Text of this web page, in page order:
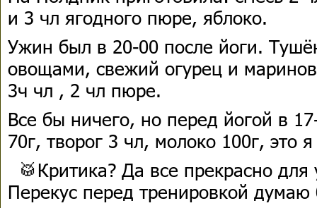
и 3 чл ягодного пюре, яблоко.
Ужин был в 20-00 после йоги.
овощами, свежий огурец и
3ч чл , 2 чл пюре.
Все бы ничего, но перед йогой в
70г, творог 3 чл, молоко 100г, это
🥁Критика? Да все прекрасно
Перекус перед тренировкой